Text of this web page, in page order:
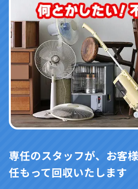
専任のスタッフが、お客
任もって回収いたします